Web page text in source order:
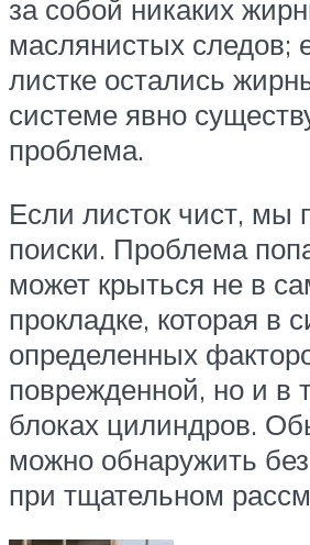
за собой никаких
маслянистых следов;
листке остались
системе явно
проблема.
Если листок чист, мы
поиски. Проблема
может крыться не в
прокладке, которая в
определенных
поврежденной, но и в
блоках цилиндров.
можно обнаружить
при тщательном